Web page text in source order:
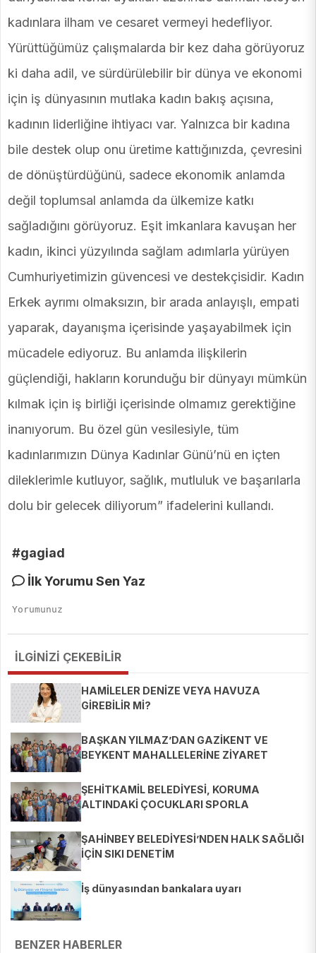
kadınlara ilham ve cesaret vermeyi hedefliyor.
Yürüttüğümüz çalışmalarda bir kez daha görüyoruz
ki daha adil, ve sürdürülebilir bir dünya ve ekonomi
için iş dünyasının mutlaka kadın bakış açısına,
kadının liderliğine ihtiyacı var. Yalnızca bir kadına
bile destek olup onu üretime kattığınızda, çevresini
de dönüştürdüğünü, sadece ekonomik anlamda
değil toplumsal anlamda da ülkemize katkı
sağladığını görüyoruz. Eşit imkanlara kavuşan her
kadın, ikinci yüzyılında sağlam adımlarla yürüyen
Cumhuriyetimizin güvencesi ve destekçisidir. Kadın
Erkek ayrımı olmaksızın, bir arada anlayışlı, empati
yaparak, dayanışma içerisinde yaşayabilmek için
mücadele ediyoruz. Bu anlamda ilişkilerin
güçlendiği, hakların korunduğu bir dünyayı mümkün
kılmak için iş birliği içerisinde olmamız gerektiğine
inanıyorum. Bu özel gün vesilesiyle, tüm
kadınlarımızın Dünya Kadınlar Günü’nü en içten
dileklerimle kutluyor, sağlık, mutluluk ve başarılarla
dolu bir gelecek diliyorum” ifadelerini kullandı.
#gagiad
İlk Yorumu Sen Yaz
İLGİNİZİ ÇEKEBİLİR
HAMİLELER DENİZE VEYA HAVUZA
GİREBİLİR Mİ?
BAŞKAN YILMAZ’DAN GAZİKENT VE
BEYKENT MAHALLELERİNE ZİYARET
ŞEHİTKAMİL BELEDİYESİ, KORUMA
ALTINDAKİ ÇOCUKLARI SPORLA
ŞAHİNBEY BELEDİYESİ’NDEN HALK SAĞLIĞI
İÇİN SIKI DENETİM
İş dünyasından bankalara uyarı
BENZER HABERLER